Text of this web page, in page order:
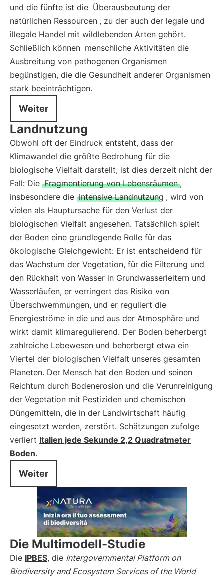
und die fünfte ist die Überausbeutung der
natürlichen Ressourcen , zu der auch der legale und
illegale Handel mit wildlebenden Arten gehört.
Schließlich können menschliche Aktivitäten die
Ausbreitung von pathogenen Organismen
begünstigen, die die Gesundheit anderer Organismen
stark beeinträchtigen.
Weiter
Landnutzung
Obwohl oft der Eindruck entsteht, dass der
Klimawandel die größte Bedrohung für die
biologische Vielfalt darstellt, ist dies derzeit nicht der
Fall: Die Fragmentierung von Lebensräumen ,
insbesondere die intensive Landnutzung , wird von
vielen als Hauptursache für den Verlust der
biologischen Vielfalt angesehen. Tatsächlich spielt
der Boden eine grundlegende Rolle für das
ökologische Gleichgewicht: Er ist entscheidend für
das Wachstum der Vegetation, für die Filterung und
den Rückhalt von Wasser in Grundwasserleitern und
Wasserläufen, er verringert das Risiko von
Überschwemmungen, und er reguliert die
Energieströme in die und aus der Atmosphäre und
wirkt damit klimaregulierend. Der Boden beherbergt
zahlreiche Lebewesen und beherbergt etwa ein
Viertel der biologischen Vielfalt unseres gesamten
Planeten. Der Mensch hat den Boden und seinen
Reichtum durch Bodenerosion und die Verunreinigung
der Vegetation mit Pestiziden und chemischen
Düngemitteln, die in der Landwirtschaft häufig
eingesetzt werden, zerstört. Schätzungen zufolge
verliert Italien jede Sekunde 2,2 Quadratmeter
Boden.
Weiter
Die Multimodell-Studie
Die IPBES, die Intergovernmental Platform on
Biodiversity and Ecosystem Services of the World